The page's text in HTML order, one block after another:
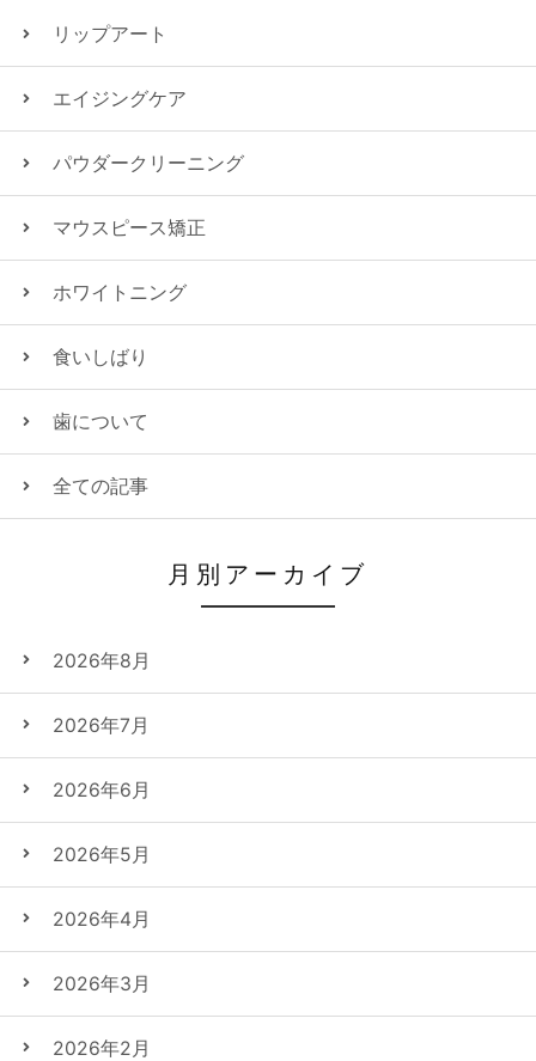
リップアート
エイジングケア
パウダークリーニング
マウスピース矯正
ホワイトニング
食いしばり
歯について
全ての記事
月別アーカイブ
2026年8月
2026年7月
2026年6月
2026年5月
2026年4月
2026年3月
2026年2月